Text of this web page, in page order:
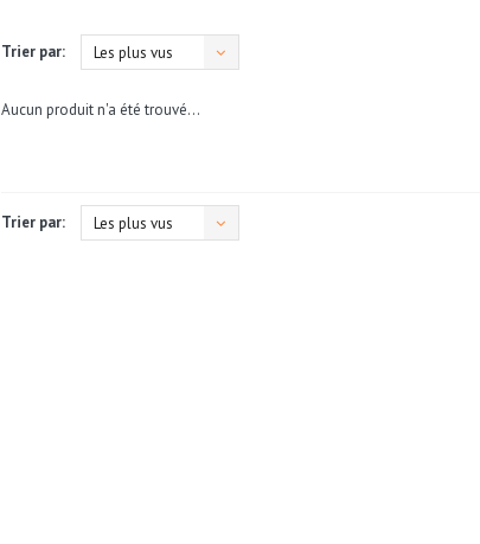
Trier par: Les plus vus
Aucun produit n'a été trouvé...
Trier par: Les plus vus